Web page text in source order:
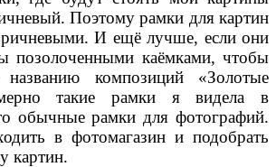
Поэтому рамки для картин
И ещё лучше, если они
позолоченными каёмками, чтобы
названию композиций «Золотые
такие рамки я видела в
обычные рамки для фотографий.
в фотомагазин и подобрать
картин.